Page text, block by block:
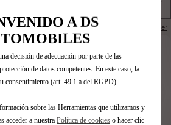
Restablecer
tu vehículo y rellena los datos para
A DS
de terceros para mostrar publicidad
fuera del Espacio Económico Europeo (EEE)
decisión de adecuación por parte de las
de datos competentes. En este caso, la
consentimiento (art. 49.1.a del RGPD).
sobre las Herramientas que utilizamos y
acceder a nuestra Política de cookies o hacer clic